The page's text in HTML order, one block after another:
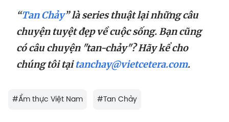
“Tan Chảy” là series thuật lại những câu
chuyện tuyệt đẹp về cuộc sống. Bạn cũng
có câu chuyện"tan-chảy"? Hãy kể cho
chúng tôi tạitanchay@vietcetera.com.
#Ẩm thực Việt Nam #Tan Chảy